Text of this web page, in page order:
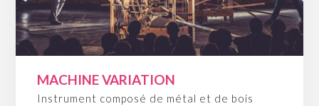
MACHINE VARIATION
Instrument composé de métal et de bois